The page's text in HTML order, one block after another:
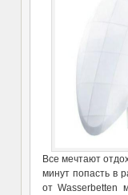
Все мечтают
минут попасть в
от Wasserbetten